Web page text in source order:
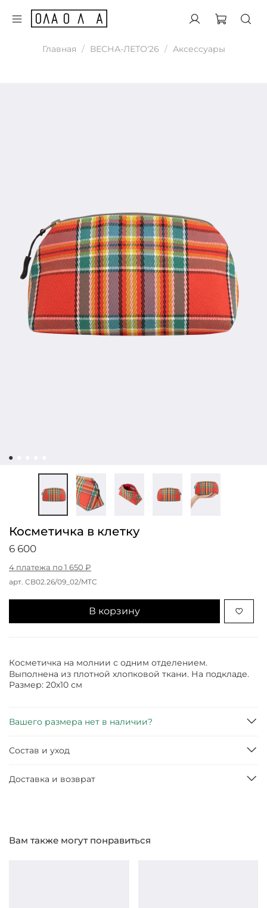
Главная ВЕСНА-ЛЕТО'26 Аксессуары
арт. CB02.26/09_02/MTC
Косметичка в клетку
6 600
4 платежа по 1 650 ₽
В корзину
Косметичка на молнии с одним отделением.
Выполнена из плотной хлопковой ткани. На подкладе.
Размер: 20х10 см
Вашего размера нет в наличии?
Состав и уход
Доставка и возврат
Вам также могут понравиться